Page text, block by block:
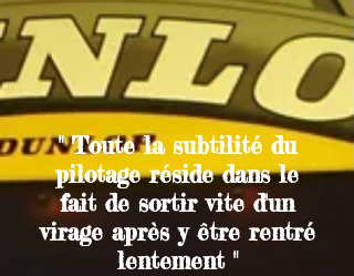
" Toute la subtilité du
pilotage réside dans le
fait de sortir vite d'un
virage après y être rentré
lentement "